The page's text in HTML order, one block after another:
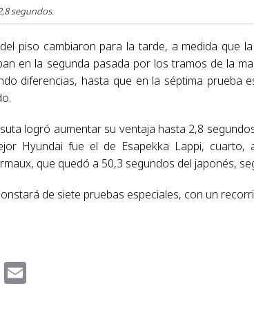
segundos.
piso cambiaron para la tarde, a medida que
en la segunda pasada por los tramos de la
diferencias, hasta que en la séptima prueba
logró aumentar su ventaja hasta 2,8
Hyundai fue el de Esapekka Lappi,
que quedó a 50,3 segundos del japonés,
de siete pruebas especiales, con un
LinkedIn